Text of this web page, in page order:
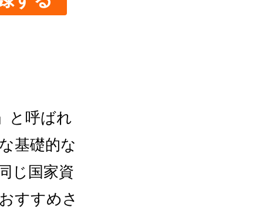
と呼ばれ
基礎的な
じ国家資
すすめさ